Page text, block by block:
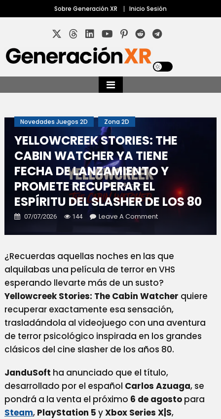
to
Sobre Generación XR Inicio Sesión
Generación XR
Tu sitio sobre realidad virtual y aumentada
Novedades Juegos 2D Zona 2D
YELLOWCREEK STORIES: THE
CABIN WATCHER YA TIENE
FECHA DE LANZAMIENTO Y
PROMETE RECUPERAR EL
ESPÍRITU DEL SLASHER DE LOS 80
07/07/2026 144 Leave A CommentOn
Stories:
Cabin
Watcher
Ya
Tiene
Fecha
De
Lanzamiento
Y
Promete
Recuperar
El
Del
Slasher
Los
80
¿Recuerdas aquellas noches en las que
alquilabas una película de terror en VHS
esperando llevarte más de un susto?
Yellowcreek Stories: The Cabin Watcher quiere
recuperar exactamente esa sensación,
trasladándola al videojuego con una aventura
de terror psicológico inspirada en los grandes
clásicos del cine slasher de los años 80.
JanduSoft ha anunciado que el título,
desarrollado por el español Carlos Azuaga, se
pondrá a la venta el próximo 6 de agostopara
Steam, PlayStation 5 yXbox Series X|S,